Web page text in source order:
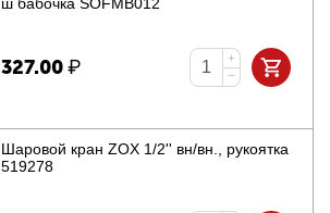
ш бабочка SOFMB012
327.00₽
+
−
Шаровой кран ZOX 1/2'' вн/вн., рукоятка
519278